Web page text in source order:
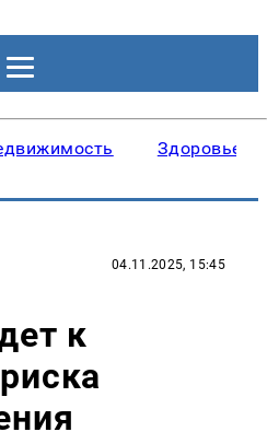
Здоровье
04.11.2025, 15:45
к